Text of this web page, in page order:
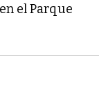
el Parque